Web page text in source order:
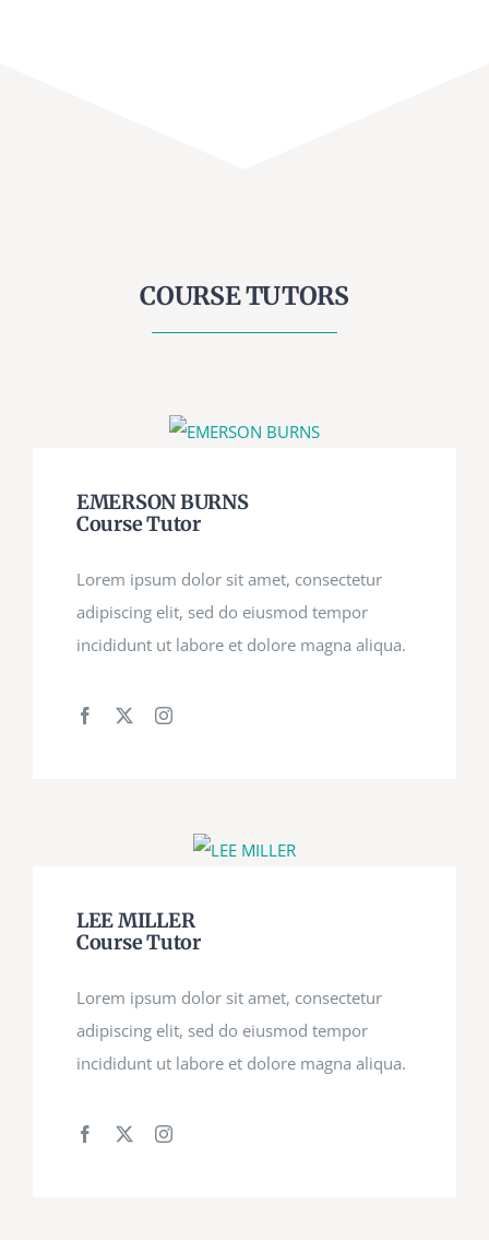
COURSE TUTORS
EMERSON BURNS
Course Tutor
Lorem ipsum dolor sit amet, consectetur
adipiscing elit, sed do eiusmod tempor
incididunt ut labore et dolore magna aliqua.
LEE MILLER
Course Tutor
Lorem ipsum dolor sit amet, consectetur
adipiscing elit, sed do eiusmod tempor
incididunt ut labore et dolore magna aliqua.